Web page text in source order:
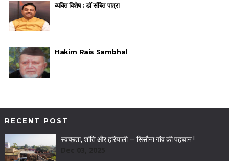
व्यक्ति विशेष : डॉ संबित पात्रा
Hakim Rais Sambhal
RECENT POST
स्वच्छता, शांति और हरियाली — सिसौना गांव की पहचान !